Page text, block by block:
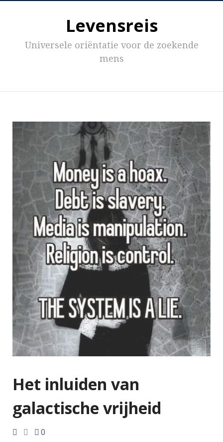
Levensreis
Universele oriëntatie voor de zoekende
mens
Het inluiden van
galactische vrijheid
0